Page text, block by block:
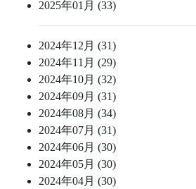
2025年01月 (33)
2024年12月 (31)
2024年11月 (29)
2024年10月 (32)
2024年09月 (31)
2024年08月 (34)
2024年07月 (31)
2024年06月 (30)
2024年05月 (30)
2024年04月 (30)